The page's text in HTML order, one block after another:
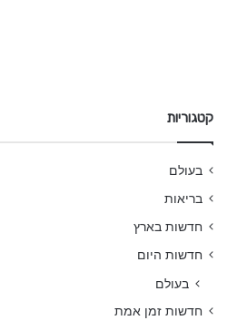
קטגוריות
בעולם
בריאות
חדשות בארץ
חדשות היום
בעולם
חדשות זמן אמת